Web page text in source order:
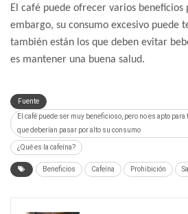
El café puede ofrecer varios beneficios
embargo, su consumo excesivo puede
también están los que deben evitar
es mantener una buena salud.
Fuente
El café puede ser muy beneficioso, pero no es apto
que deberían pasar por alto su consumo
¿Qué es la cafeína?
Beneficios Cafeína Prohibición